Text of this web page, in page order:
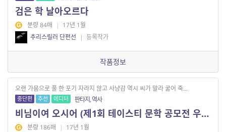
검은 학 날아오르다
분량 84매 | 17년 1월
추리스릴러 단편선
| 등록작가
작품정보
오랜 가뭄으로 풀 한 포기 자라지 않고 사냥감 역시 씨가 말라 굶어 죽...
중단편 추천 에디터 판타지, 역사
비님이여 오시어 (제1회 테이스티 문학 공모전 우수작)
분량 186매 | 17년 1월